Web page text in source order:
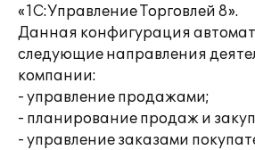
«1С:Управление Торговлей 8».
Данная конфигурация
следующие направления
компании:
- управление продажами;
- планирование продаж и
- управление заказами